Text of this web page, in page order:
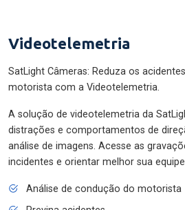
Videotelemetria
SatLight Câmeras: Reduza os
motorista com a Videotelemetria.
A solução de videotelemetria da
distrações e comportamentos de
análise de imagens. Acesse as
incidentes e orientar melhor sua
Análise de condução do motorista